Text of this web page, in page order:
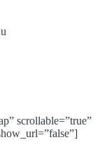
scrollable=”true”